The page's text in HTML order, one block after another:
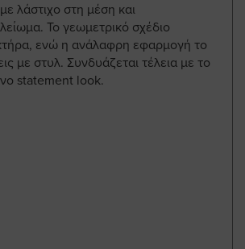
λάστιχο στη μέση και
Το γεωμετρικό σχέδιο
ενώ η ανάλαφρη εφαρμογή το
με στυλ. Συνδυάζεται τέλεια με το
statement look.